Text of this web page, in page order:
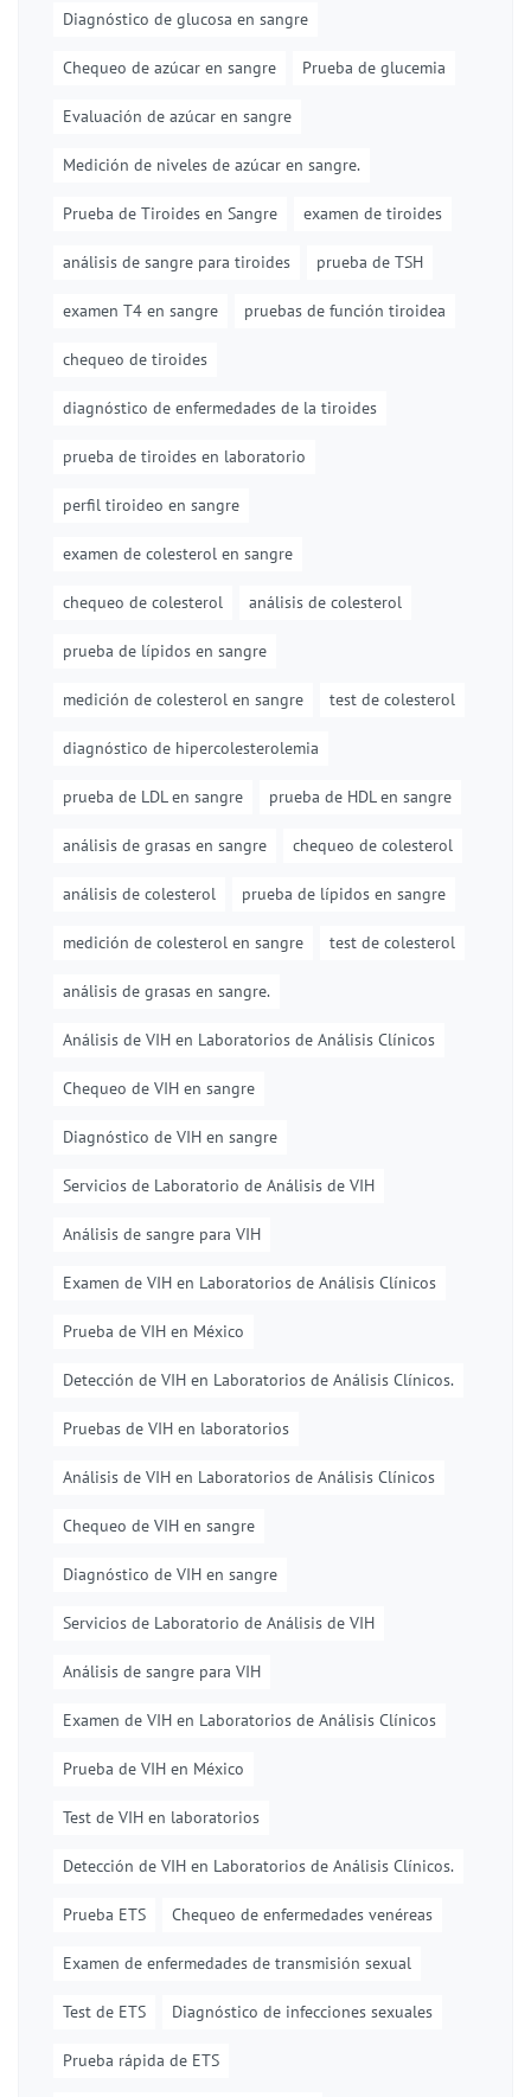
Diagnóstico de glucosa en sangre
Chequeo de azúcar en sangre Prueba de glucemia
Evaluación de azúcar en sangre
Medición de niveles de azúcar en sangre.
Prueba de Tiroides en Sangre examen de tiroides
análisis de sangre para tiroides prueba de TSH
examen T4 en sangre pruebas de función tiroidea
chequeo de tiroides
diagnóstico de enfermedades de la tiroides
prueba de tiroides en laboratorio
perfil tiroideo en sangre
examen de colesterol en sangre
chequeo de colesterol análisis de colesterol
prueba de lípidos en sangre
medición de colesterol en sangre test de colesterol
diagnóstico de hipercolesterolemia
prueba de LDL en sangre prueba de HDL en sangre
análisis de grasas en sangre chequeo de colesterol
análisis de colesterol prueba de lípidos en sangre
medición de colesterol en sangre test de colesterol
análisis de grasas en sangre.
Análisis de VIH en Laboratorios de Análisis Clínicos
Chequeo de VIH en sangre
Diagnóstico de VIH en sangre
Servicios de Laboratorio de Análisis de VIH
Análisis de sangre para VIH
Examen de VIH en Laboratorios de Análisis Clínicos
Prueba de VIH en México
Detección de VIH en Laboratorios de Análisis Clínicos.
Pruebas de VIH en laboratorios
Análisis de VIH en Laboratorios de Análisis Clínicos
Chequeo de VIH en sangre
Diagnóstico de VIH en sangre
Servicios de Laboratorio de Análisis de VIH
Análisis de sangre para VIH
Examen de VIH en Laboratorios de Análisis Clínicos
Prueba de VIH en México
Test de VIH en laboratorios
Detección de VIH en Laboratorios de Análisis Clínicos.
Prueba ETS Chequeo de enfermedades venéreas
Examen de enfermedades de transmisión sexual
Test de ETS Diagnóstico de infecciones sexuales
Prueba rápida de ETS